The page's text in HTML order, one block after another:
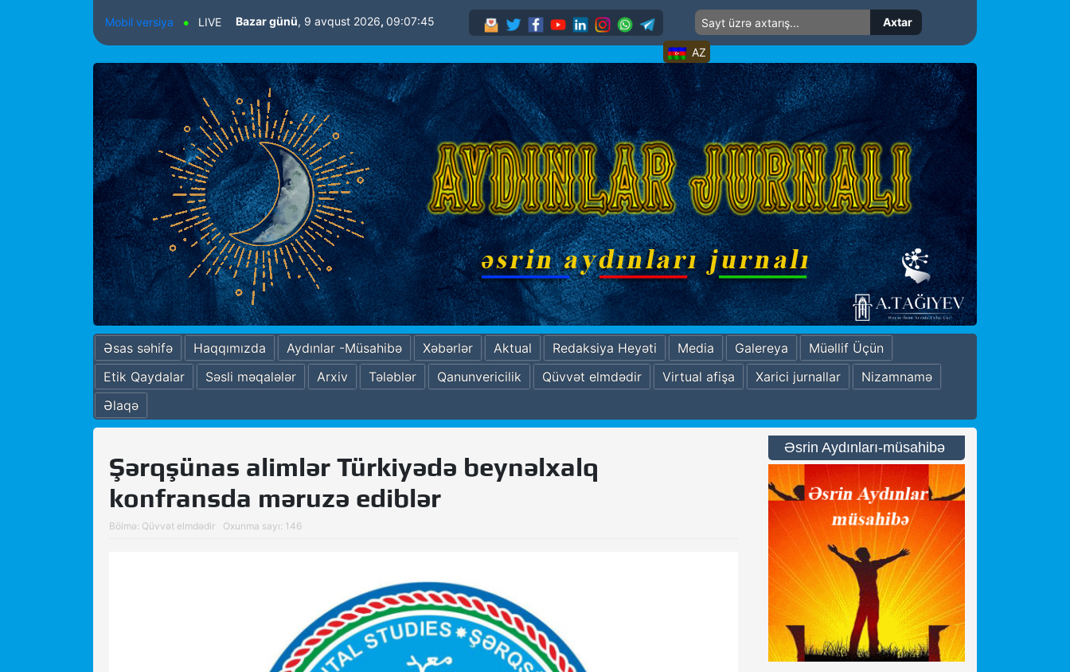
Mobil versiya LIVE Bazar günü, 9 avqust 2026, 09:07:47
AZ
Əsas səhifə Haqqımızda Aydınlar -Müsahibə Xəbərlər Aktual Redaksiya Heyəti Media Galereya
Müəllif Üçün
Etik Qaydalar
Səsli məqalələr Arxiv Tələblər Qanunvericilik Qüvvət elmdədir Virtual afişa Xarici jurnallar
Nizamnamə
Əlaqə
Şərqşünas alimlər Türkiyədə beynəlxalq
konfransda məruzə ediblər
Bölmə: Qüvvət elmdədir Oxunma sayı: 146
Əsrin Aydınları-müsahibə